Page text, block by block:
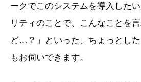
ークでこのシステムを導入した
リティのことで、こんなことを
ど…？」といった、ちょっとし
もお伺いできます。